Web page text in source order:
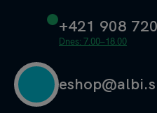
+421 908
Dnes: 7.00–18.00